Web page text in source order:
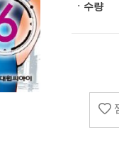
ㆍ수량